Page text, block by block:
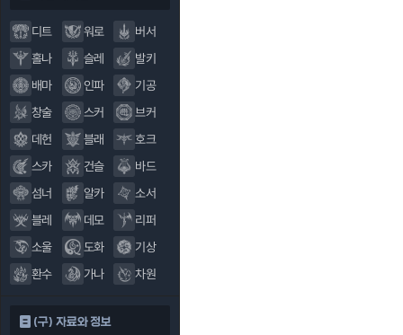
디트 워로
버서
홀나
슬레
발키
배마
인파
기공
창술
스커
브커
데헌
블래
호크
스카
건슬
바드
섬너
알카
소서
블레
데모
리퍼
소울
도화
기상
환수
가나 차원
(구) 자료와 정보